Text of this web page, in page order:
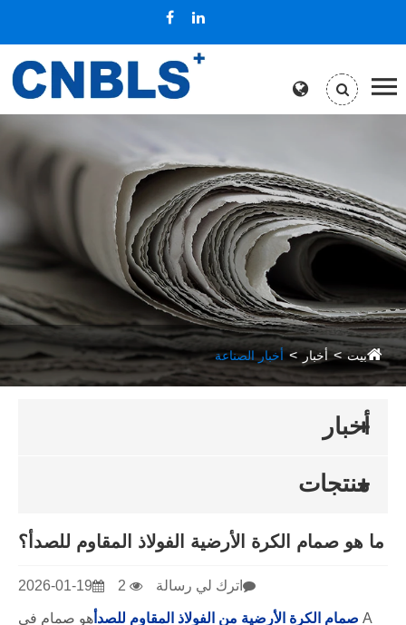
بيت أخبار أخبار الصناعة
أخبار
منتجات
ما هو صمام الكرة الأرضية الفولاذ المقاوم للصدأ؟
2026-01-19 اترك لي رسالة
A صمام الكرة الأرضية من الفولاذ المقاوم للصدأ هو صمام في